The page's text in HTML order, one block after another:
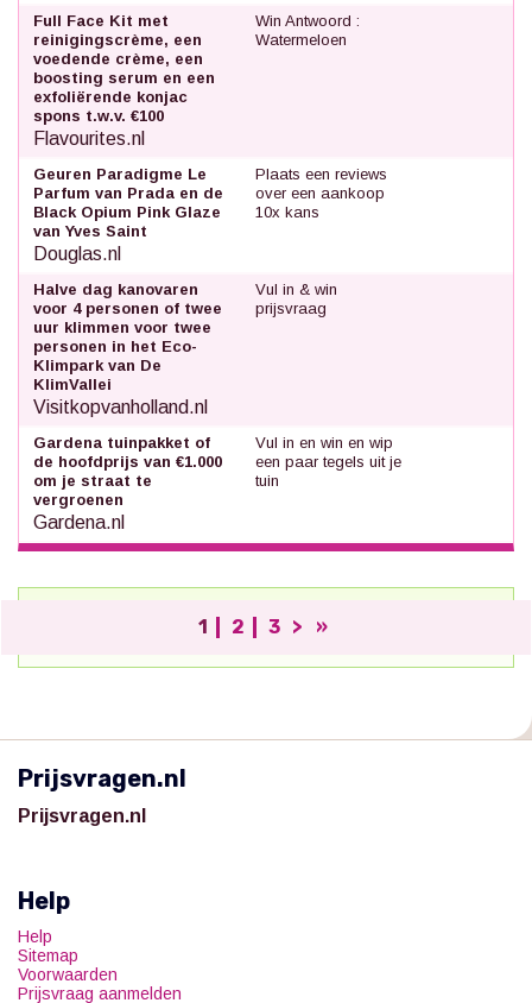
Full Face Kit met
reinigingscrème, een
voedende crème, een
boosting serum en een
exfoliërende konjac
spons t.w.v. €100
Flavourites.nl
Win Antwoord :
Watermeloen
Geuren Paradigme Le
Parfum van Prada en de
Black Opium Pink Glaze
van Yves Saint
Douglas.nl
Plaats een reviews
over een aankoop
10x kans
Halve dag kanovaren
voor 4 personen of twee
uur klimmen voor twee
personen in het Eco-
Klimpark van De
KlimVallei
Visitkopvanholland.nl
Vul in & win
prijsvraag
Gardena tuinpakket of
de hoofdprijs van €1.000
om je straat te
vergroenen
Gardena.nl
Vul in en win en wip
een paar tegels uit je
tuin
1 2 3 > »
Prijsvragen.nl
Prijsvragen.nl
Help
Help
Sitemap
Voorwaarden
Prijsvraag aanmelden